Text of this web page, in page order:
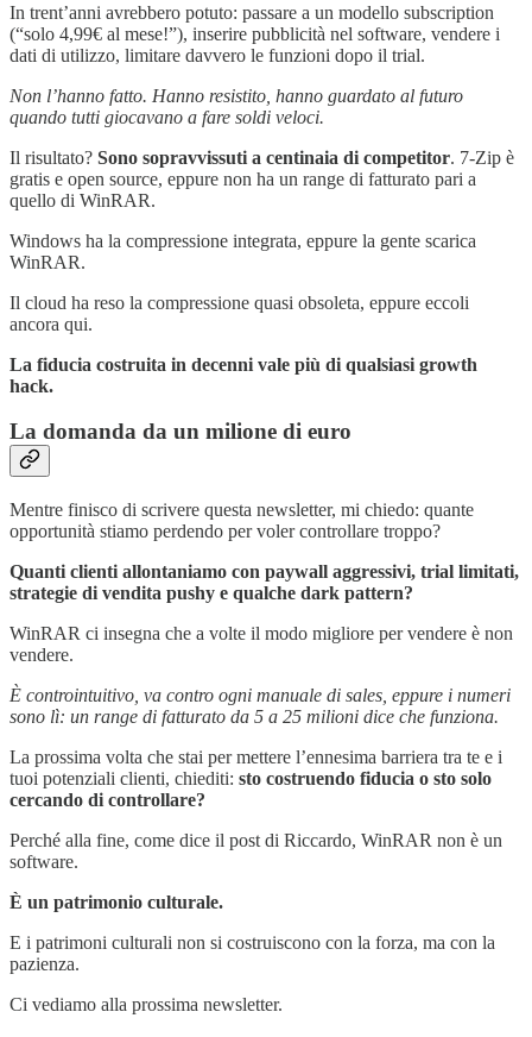
In trent’anni avrebbero potuto: passare a un modello subscription
(“solo 4,99€ al mese!”), inserire pubblicità nel software, vendere i
dati di utilizzo, limitare davvero le funzioni dopo il trial.
Non l’hanno fatto. Hanno resistito, hanno guardato al futuro
quando tutti giocavano a fare soldi veloci.
Il risultato? Sono sopravvissuti a centinaia di competitor. 7-Zip è
gratis e open source, eppure non ha un range di fatturato pari a
quello di WinRAR.
Windows ha la compressione integrata, eppure la gente scarica
WinRAR.
Il cloud ha reso la compressione quasi obsoleta, eppure eccoli
ancora qui.
La fiducia costruita in decenni vale più di qualsiasi growth
hack.
La domanda da un milione di euro
Mentre finisco di scrivere questa newsletter, mi chiedo: quante
opportunità stiamo perdendo per voler controllare troppo?
Quanti clienti allontaniamo con paywall aggressivi, trial limitati,
strategie di vendita pushy e qualche dark pattern?
WinRAR ci insegna che a volte il modo migliore per vendere è non
vendere.
È controintuitivo, va contro ogni manuale di sales, eppure i numeri
sono lì: un range di fatturato da 5 a 25 milioni dice che funziona.
La prossima volta che stai per mettere l’ennesima barriera tra te e i
tuoi potenziali clienti, chiediti: sto costruendo fiducia o sto solo
cercando di controllare?
Perché alla fine, come dice il post di Riccardo, WinRAR non è un
software.
È un patrimonio culturale.
E i patrimoni culturali non si costruiscono con la forza, ma con la
pazienza.
Ci vediamo alla prossima newsletter.